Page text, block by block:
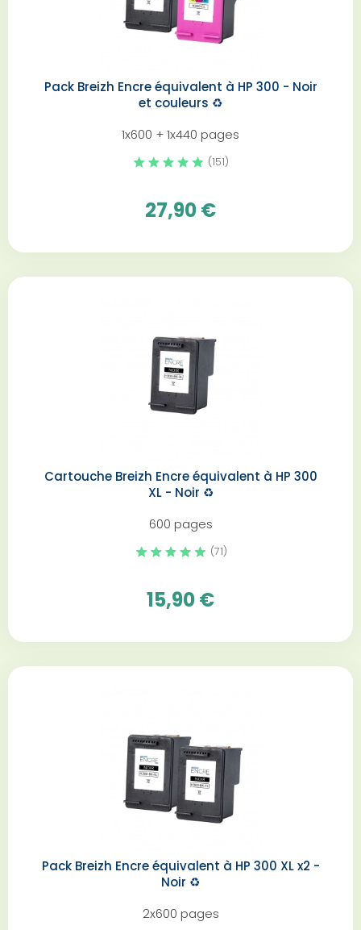
Pack Breizh Encre équivalent à HP 300 - Noir
et couleurs️ ♻️
1x600 + 1x440 pages
(151)
27,90 €
Cartouche Breizh Encre équivalent à HP 300
XL - Noir️ ♻️
600 pages
(71)
15,90 €
Pack Breizh Encre équivalent à HP 300 XL x2 -
Noir️ ♻️
2x600 pages